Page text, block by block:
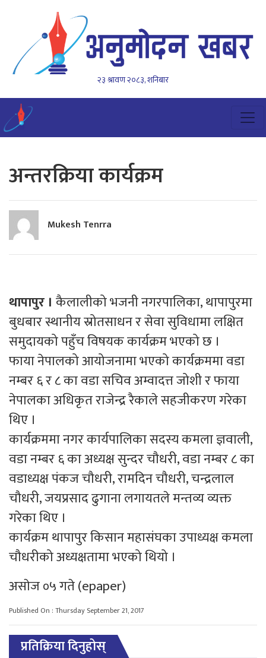
२३ श्रावण २०८३, शनिबार
अन्तरक्रिया कार्यक्रम
Mukesh Tenrra
थापापुर । कैलालीको भजनी नगरपालिका, थापापुरमा
बुधबार स्थानीय स्रोतसाधन र सेवा सुविधामा लक्षित
समुदायको पहुँच विषयक कार्यक्रम भएको छ ।
फाया नेपालको आयोजनामा भएको कार्यक्रममा वडा
नम्बर ६ र ८ का वडा सचिव अम्वादत्त जोशी र फाया
नेपालका अधिकृत राजेन्द्र रैकाले सहजीकरण गरेका
थिए ।
कार्यक्रममा नगर कार्यपालिका सदस्य कमला ज्ञवाली,
वडा नम्बर ६ का अध्यक्ष सुन्दर चौधरी, वडा नम्बर ८ का
वडाध्यक्ष पंकज चौधरी, रामदिन चौधरी, चन्द्रलाल
चौधरी, जयप्रसाद ढुगाना लगायतले मन्तव्य व्यक्त
गरेका थिए ।
कार्यक्रम थापापुर किसान महासंघका उपाध्यक्ष कमला
चौधरीको अध्यक्षतामा भएको थियो ।
असाेज ०५ गते (epaper)
Published On : Thursday September 21, 2017
प्रतिक्रिया दिनुहोस्